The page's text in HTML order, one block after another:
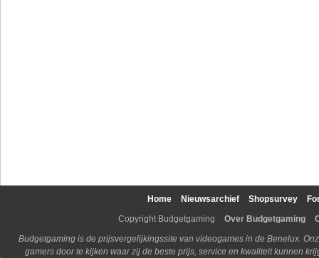
Home Nieuwsarchief Shopsurvey
Copyright Budgetgaming
Over Budgetgaming
Budgetgaming is de prijsvergelijkingssite van videogames in de Benelux.
gamers door te kijken waar zij de beste prijs, service en kwaliteit kunnen